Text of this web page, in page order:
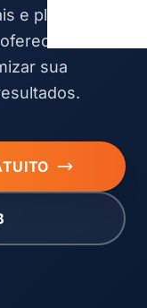
e planilhas
sua